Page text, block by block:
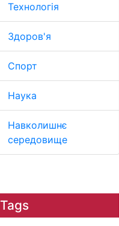
Технологія
Здоров'я
Спорт
Наука
Навколишнє
середовище
Tags